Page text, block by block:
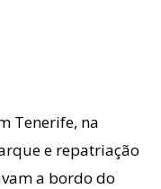
Tenerife, na
e repatriação
a bordo do